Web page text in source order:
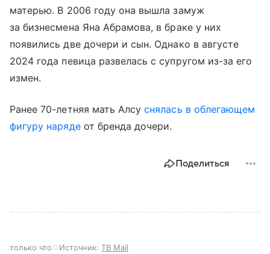
матерью. В 2006 году она вышла замуж
за бизнесмена Яна Абрамова, в браке у них
появились две дочери и сын. Однако в августе
2024 года певица развелась с супругом из-за его
измен.
Ранее 70-летняя мать Алсуснялась в облегающем
фигуру нарядеот бренда дочери.
Поделиться
только что Источник: ТВ Mail